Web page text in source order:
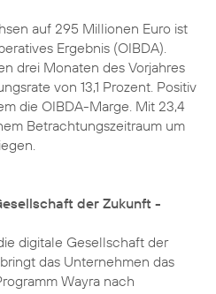
auf 295 Millionen Euro ist
Ergebnis (OIBDA).
drei Monaten des Vorjahres
von 13,1 Prozent. Positiv
die OIBDA-Marge. Mit 23,4
Betrachtungszeitraum um
der Zukunft -
digitale Gesellschaft der
das Unternehmen das
Wayra nach